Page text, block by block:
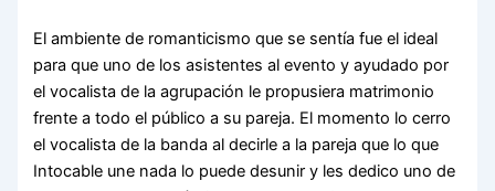
El ambiente de romanticismo que se sentía fue el ideal
para que uno de los asistentes al evento y ayudado por
el vocalista de la agrupación le propusiera matrimonio
frente a todo el público a su pareja. El momento lo cerro
el vocalista de la banda al decirle a la pareja que lo que
Intocable une nada lo puede desunir y les dedico uno de